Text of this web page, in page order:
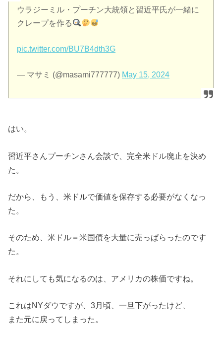
ウラジーミル・プーチン大統領と習近平氏が一緒に
クレープを作る
pic.twitter.com/BU7B4dth3G
— マサミ (@masami777777) May 15, 2024
はい。
習近平さんプーチンさん会談で、完全米ドル廃止を決め
た。
だから、もう、米ドルで価値を保存する必要がなくなっ
た。
そのため、米ドル＝米国債を大量に売っぱらったのです
た。
それにしても気になるのは、アメリカの株価ですね。
これはNYダウですが、3月頃、一旦下がったけど、
また元に戻ってしまった。